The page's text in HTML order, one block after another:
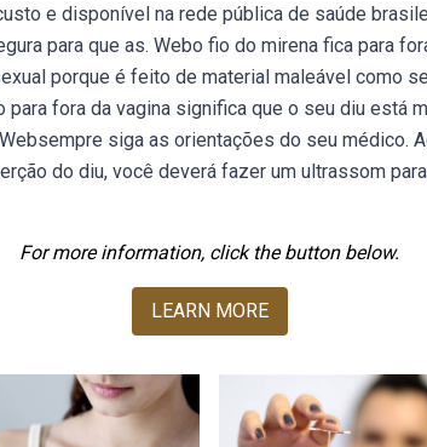
e disponível na rede pública de saúde
para que as. Webo fio do mirena fica para
porque é feito de material maleável como
fora da vagina significa que o seu diu está
siga as orientações do seu médico.
do diu, você deverá fazer um ultrassom
For more information, click the button below.
LEARN MORE